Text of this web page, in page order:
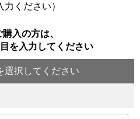
力ください）
入の方は、
を入力してください
選択してください